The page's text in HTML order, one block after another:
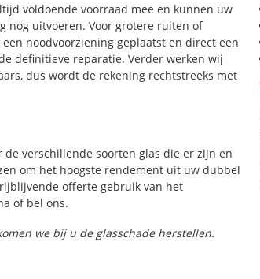
voldoende voorraad mee en kunnen uw
nog uitvoeren. Voor grotere ruiten of
noodvoorziening geplaatst en direct een
definitieve reparatie. Verder werken wij
dus wordt de rekening rechtstreeks met
verschillende soorten glas die er zijn en
om het hoogste rendement uit uw dubbel
offerte gebruik van het
of bel ons.
we bij u de glasschade herstellen.